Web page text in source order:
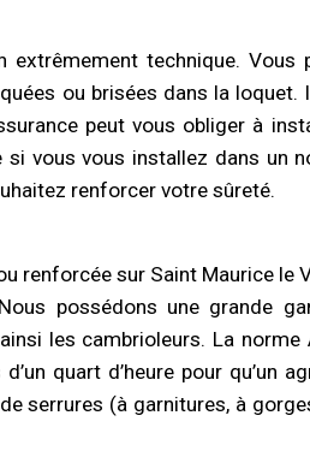
technique. Vous
ou brisées dans la
peut vous obliger à
vous vous installez dans un
renforcer votre sûreté.
renforcée sur Saint Maurice le
possédons une grande
les cambrioleurs. La
quart d’heure pour qu’un
serrures (à garnitures, à